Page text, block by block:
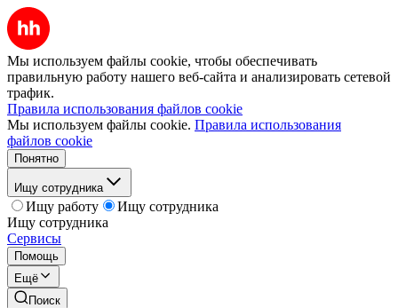
Мы используем файлы cookie, чтобы обеспечивать
правильную работу нашего веб-сайта и анализировать сетевой
трафик.
Правила использования файлов cookie
Мы используем файлы cookie. Правила использования
файлов cookie
Понятно
Ищу сотрудника
Ищу работу
Ищу сотрудника
Ищу сотрудника
Сервисы
Помощь
Ещё
Поиск